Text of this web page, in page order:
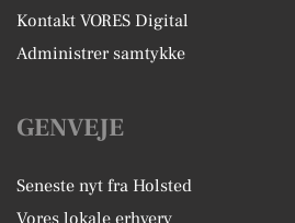
Kontakt VORES Digital
Administrer samtykke
GENVEJE
Seneste nyt fra Holsted
Vores lokale erhverv